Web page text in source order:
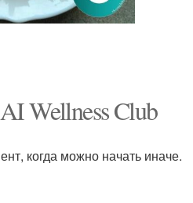
Wellness Club
когда можно начать иначе.